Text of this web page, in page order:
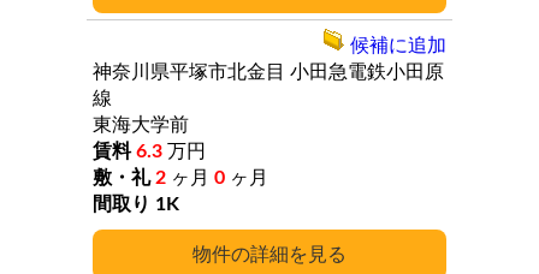
詳細
神奈川県平塚市北金目 小田急電鉄小田原
線
東海大学前
6.3 万円
2 ヶ月 0 ヶ月
1K
候補に追加